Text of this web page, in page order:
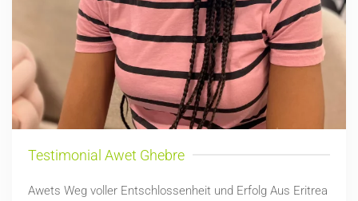
Testimonial Awet Ghebre
Awets Weg voller Entschlossenheit und Erfolg Aus Eritrea